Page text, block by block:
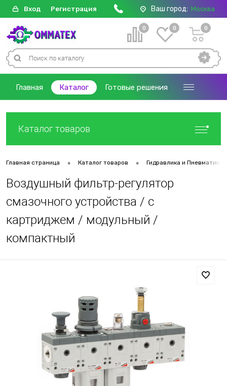
Вход Регистрация Ваш город: Москва
0 0 0
Главная Каталог Готовые решения
Каталог товаров
Главная страница • Каталог товаров • Гидравлика и Пневматика
Воздушный фильтр-регулятор
смазочного устройства / с
картриджем / модульный /
компактный